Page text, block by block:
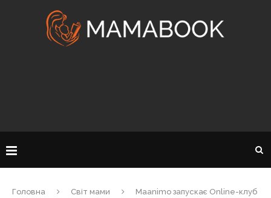
Головна Світ мами
Maanimo запускає Online-клуб